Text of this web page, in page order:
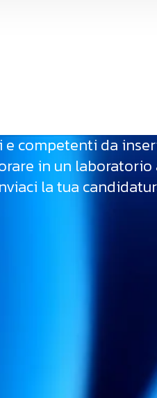
competenti da
in un
la tua